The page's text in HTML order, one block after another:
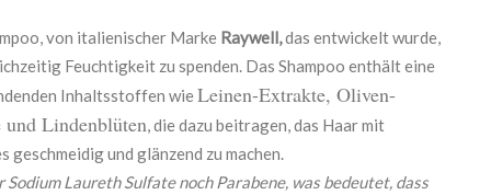
Balsam
Lotion
Bartwachs & Balsam
Moustache
Farbzubehör
Wimpern- &
Augenbrauenfarbe
BaByliss PRO
Captain Fawcett
collections nature
Crazy Color
EXTREMO
von italienischer Marke Raywell,das entwickelt wurde,
Feuchtigkeit zu spenden. Das Shampoo enthält eine
Inhaltsstoffen wieLeinen-Extrakte, Oliven-
Lindenblüten, die dazu beitragen, das Haar mit
geschmeidig und glänzend zu machen.
Laureth Sulfate noch Parabene, was bedeutet, dass